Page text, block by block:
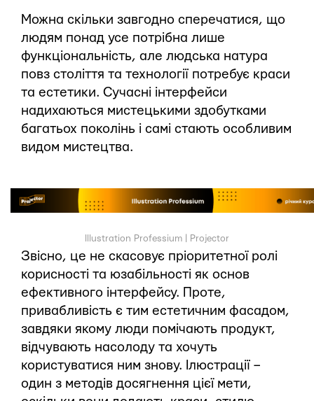
Можна скільки завгодно сперечатися, що
людям понад усе потрібна лише
функціональність, але людська натура
повз століття та технології потребує краси
та естетики. Сучасні інтерфейси
надихаються мистецькими здобутками
багатьох поколінь і самі стають особливим
видом мистецтва.
Illustration Professium | Projector
Звісно, це не скасовує пріоритетної ролі
корисності та юзабільності як основ
ефективного інтерфейсу. Проте,
привабливість є тим естетичним фасадом,
завдяки якому люди помічають продукт,
відчувають насолоду та хочуть
користуватися ним знову. Ілюстрації –
один з методів досягнення цієї мети,